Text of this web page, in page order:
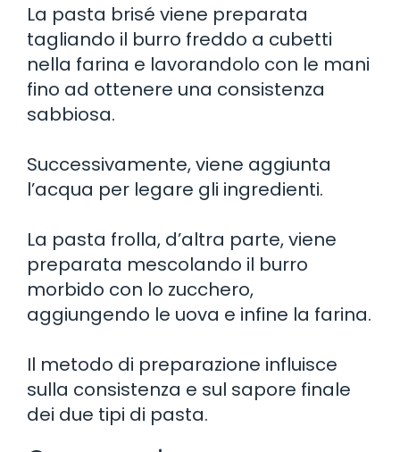
La pasta brisé viene preparata
tagliando il burro freddo a cubetti
nella farina e lavorandolo con le mani
fino ad ottenere una consistenza
sabbiosa.
Successivamente, viene aggiunta
l’acqua per legare gli ingredienti.
La pasta frolla, d’altra parte, viene
preparata mescolando il burro
morbido con lo zucchero,
aggiungendo le uova e infine la farina.
Il metodo di preparazione influisce
sulla consistenza e sul sapore finale
dei due tipi di pasta.